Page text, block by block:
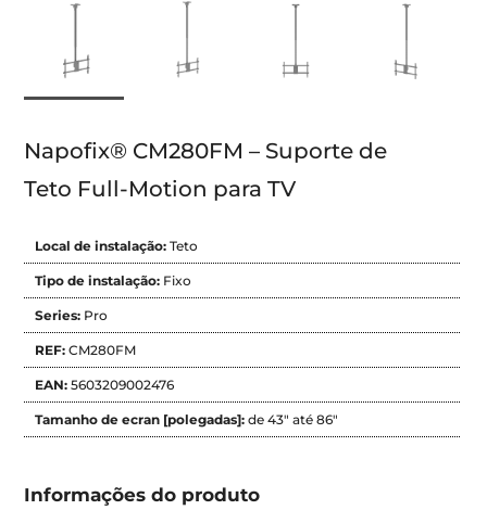
Napofix® CM280FM – Suporte de
Teto Full-Motion para TV
Local de instalação:Teto
Tipo de instalação: Fixo
Series: Pro
REF:CM280FM
EAN:5603209002476
Tamanho de ecran [polegadas]:de 43" até 86"
Informações do produto